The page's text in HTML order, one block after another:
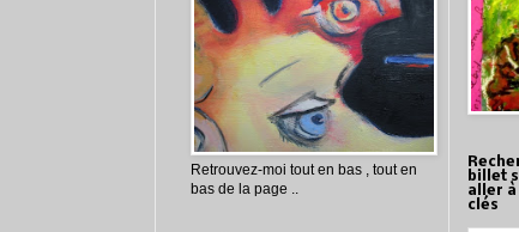
Retrouvez-moi tout en bas , tout en
bas de la page ..
billet
aller à
clés